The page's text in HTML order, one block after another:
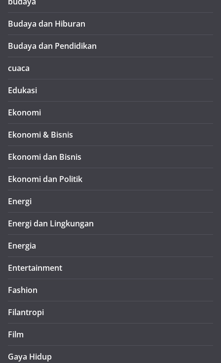
Budaya dan Hiburan
Budaya dan Pendidikan
cuaca
Edukasi
Ekonomi
Ekonomi & Bisnis
Ekonomi dan Bisnis
Ekonomi dan Politik
Energi
Energi dan Lingkungan
Energia
Entertainment
Fashion
Filantropi
Film
Gaya Hidup